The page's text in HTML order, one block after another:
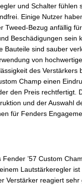
und Schalter fühlen
Einige Nutzer
Tweed-Bezug anfällig für
Beschädigungen sein
Bauteile sind sauber
von
des Verstärkers
Champ einen
den Preis rechtfertigt.
und der Auswahl
für Fenders
Fender ’57 Custom
Lautstärkeregler ist
Verstärker reagiert sehr